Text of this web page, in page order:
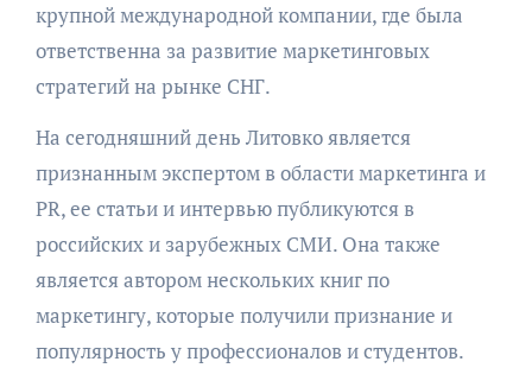
крупной международной компании, где была
ответственна за развитие маркетинговых
стратегий на рынке СНГ.
На сегодняшний день Литовко является
признанным экспертом в области маркетинга и
PR, ее статьи и интервью публикуются в
российских и зарубежных СМИ. Она также
является автором нескольких книг по
маркетингу, которые получили признание и
популярность у профессионалов и студентов.